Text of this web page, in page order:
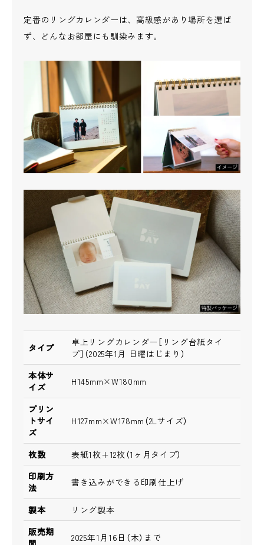
定番のリングカレンダーは、高級感があり場所を選ば
ず、どんなお部屋にも馴染みます。
タイプ
卓上リングカレンダー［リング台紙タイ
プ］（2025年1月 日曜はじまり）
本体サ
イズ
H145mm×W180mm
プリン
トサイ
ズ
H127mm×W178mm（2Lサイズ）
枚数
表紙1枚+12枚（1ヶ月タイプ）
印刷方
法
書き込みができる印刷仕上げ
製本
リング製本
販売期
2025年1月16日（木）まで